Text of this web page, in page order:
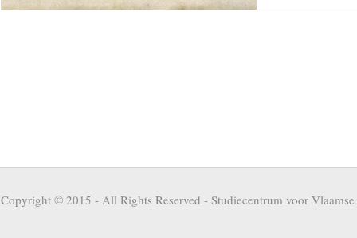
Copyright © 2015 - All Rights Reserved - Studiecentrum voor